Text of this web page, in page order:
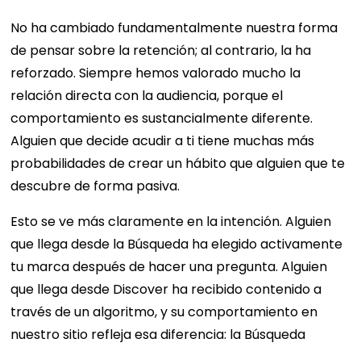
No ha cambiado fundamentalmente nuestra forma
de pensar sobre la retención; al contrario, la ha
reforzado. Siempre hemos valorado mucho la
relación directa con la audiencia, porque el
comportamiento es sustancialmente diferente.
Alguien que decide acudir a ti tiene muchas más
probabilidades de crear un hábito que alguien que te
descubre de forma pasiva.
Esto se ve más claramente en la intención. Alguien
que llega desde la Búsqueda ha elegido activamente
tu marca después de hacer una pregunta. Alguien
que llega desde Discover ha recibido contenido a
través de un algoritmo, y su comportamiento en
nuestro sitio refleja esa diferencia: la Búsqueda